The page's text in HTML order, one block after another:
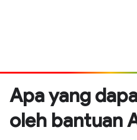
Apa yang
oleh bantuan